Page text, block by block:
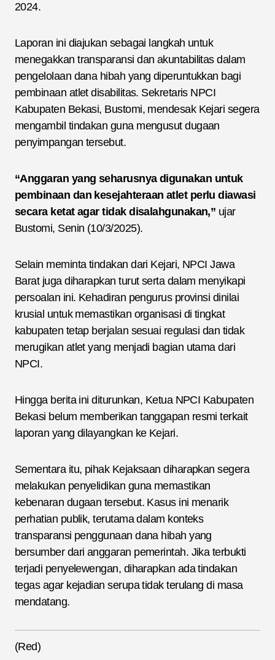
2024.
Laporan ini diajukan sebagai langkah untuk
menegakkan transparansi dan akuntabilitas dalam
pengelolaan dana hibah yang diperuntukkan bagi
pembinaan atlet disabilitas. Sekretaris NPCI
Kabupaten Bekasi, Bustomi, mendesak Kejari segera
mengambil tindakan guna mengusut dugaan
penyimpangan tersebut.
“Anggaran yang seharusnya digunakan untuk
pembinaan dan kesejahteraan atlet perlu diawasi
secara ketat agar tidak disalahgunakan,” ujar
Bustomi, Senin (10/3/2025).
Selain meminta tindakan dari Kejari, NPCI Jawa
Barat juga diharapkan turut serta dalam menyikapi
persoalan ini. Kehadiran pengurus provinsi dinilai
krusial untuk memastikan organisasi di tingkat
kabupaten tetap berjalan sesuai regulasi dan tidak
merugikan atlet yang menjadi bagian utama dari
NPCI.
Hingga berita ini diturunkan, Ketua NPCI Kabupaten
Bekasi belum memberikan tanggapan resmi terkait
laporan yang dilayangkan ke Kejari.
Sementara itu, pihak Kejaksaan diharapkan segera
melakukan penyelidikan guna memastikan
kebenaran dugaan tersebut. Kasus ini menarik
perhatian publik, terutama dalam konteks
transparansi penggunaan dana hibah yang
bersumber dari anggaran pemerintah. Jika terbukti
terjadi penyelewengan, diharapkan ada tindakan
tegas agar kejadian serupa tidak terulang di masa
mendatang.
(Red)